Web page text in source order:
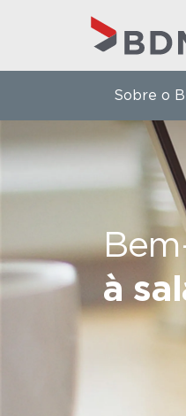
à
Sobre o